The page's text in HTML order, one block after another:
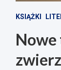
KSIĄŻKI
Nowe